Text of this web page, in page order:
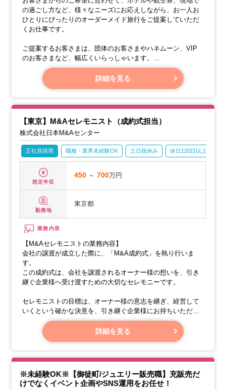
の過ごし方など、様々なニーズにお応えしながら、お一人お
ひとりにぴったりのオーダーメイド旅行をご提案していただ
くお仕事です。
ご提案するお客さまは、団体のお客さまやハネムーン、VIP
のお客さまなど、幅広くいらっしゃいます。
【具体的な業務】
・オンライン（チャットやメール）でのお客さま対応
詳細を見る
【東京】M&Aセレモニスト（成約式担当）
株式会社日本M&Aセンター
正社員採用 職種・業界未経験OK 土日祝休み 休日120日以上
想定年収
450 ～700万円
勤務地
東京都
業務内容
【M&Aセレモニストの業務内容】
会社の譲渡が成立した際に、「M&A成約式」を執り行いま
す。
この成約式は、会社を譲渡されるオーナー様の想いを、引き
継ぐ企業様へ受け渡すための大切なセレモニーです。
セレモニストの目標は、オーナー様の意志を継ぎ、経営して
いくという確かな決意を、引き継ぐ企業様にお持ちいただく
ことです。
M&Aは、「会社同士の結婚式」と表現されることがありま
詳細を見る
※未経験OK※【御徒町/ジュエリー販売職】充販売だ
けでなくイベント企画やSNS運用をお任せ！